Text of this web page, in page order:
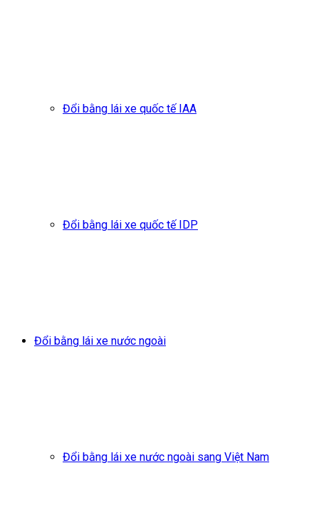
Đổi bằng lái xe quốc tế IAA
Đổi bằng lái xe quốc tế IDP
Đổi bằng lái xe nước ngoài
Đổi bằng lái xe nước ngoài sang Việt Nam